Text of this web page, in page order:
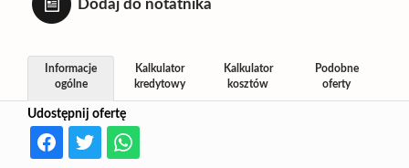
Dodaj do notatnika
Udostępnij ofertę
Informacje
ogólne
Kalkulator
kredytowy
Kalkulator
kosztów
Podobne
oferty